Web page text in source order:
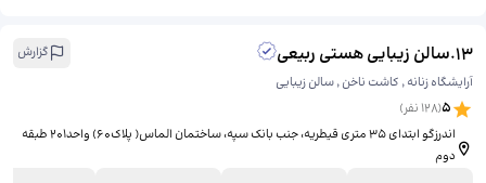
13
.سالن زیبایی هستی ربیعی
گزارش
آرایشگاه زنانه ٬ کاشت ناخن ٬ سالن زیبایی
5
(
128 نفر)
اندرزگو ابتدای ۳۵ متری قیطریه، جنب بانک سپه، ساختمان الماس( پلاک۶۰) واحد۲۰۱ طبقه
دوم